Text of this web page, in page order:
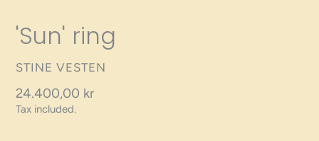
'Sun' ring
VENDOR
STINE VESTEN
Regular
price
24.400,00 kr
Tax included.